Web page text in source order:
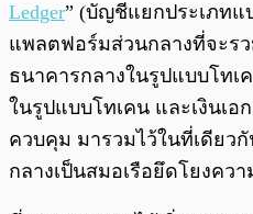
Ledger” (บัญชีแยกประเภทแ
แพลตฟอร์มส่วนกลางที่จะรว
ธนาคารกลางในรูปแบบโท
ในรูปแบบโทเคน และเงินเ
ควบคุม มารวมไว้ในที่เดียว
กลางเป็นสมอเรือยึดโยงคว